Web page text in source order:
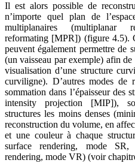
Il est alors possible de
n’importe quel plan de
multiplanaires (multiplanar
reformating [MPR]) (figure 4.5).
peuvent également permettre de
(un vaisseau par exemple) afin
visualisation d’une structure
curviligne). D’autres modes de
sommation dans l’épaisseur des
intensity projection [MIP]),
structures les moins denses
reconstruction du volume, en
et une couleur à chaque
surface rendering, mode
rendering, mode VR) (voir